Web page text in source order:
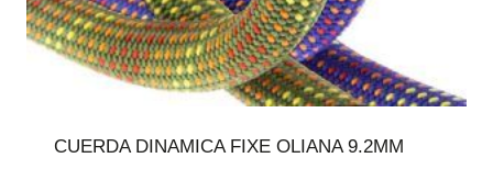
CUERDA DINAMICA FIXE OLIANA 9.2MM